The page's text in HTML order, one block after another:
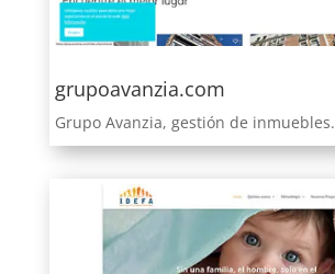
grupoavanzia.com
Grupo Avanzia, gestión de